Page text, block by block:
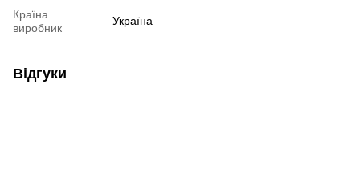
Країна
виробник
Україна
Відгуки